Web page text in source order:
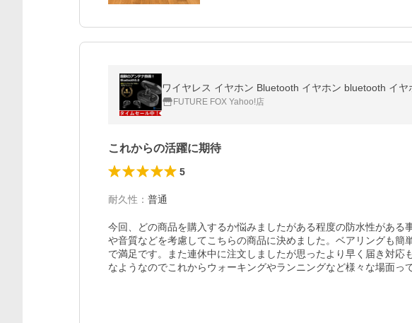
ワイヤレス イヤホン Bluetooth イヤホン bluetooth イ
FUTURE FOX Yahoo!店
これからの活躍に期待
5
耐久性 ： 普通
今回、どの商品を購入するか悩みましたがある程度の防水性がある
や音質などを考慮してこちらの商品に決めました。ベアリングも簡
で満足です。また連休中に注文しましたが思ったより早く届き対応
なようなのでこれからウォーキングやランニングなど様々な場面っ